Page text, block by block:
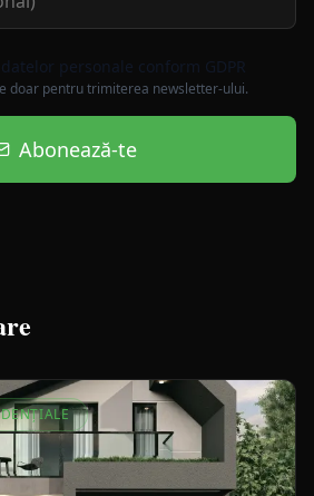
personale conform GDPR
doar pentru trimiterea newsletter-ului.
Abonează-te